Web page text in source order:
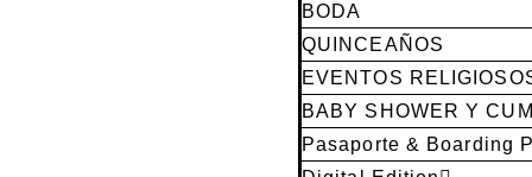
BODA
QUINCEAÑOS
EVENTOS
BABY SHOWER Y
Pasaporte & Boarding